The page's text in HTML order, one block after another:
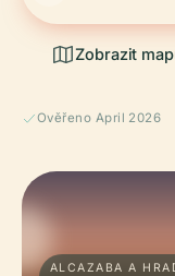
Zobrazit
Ověřeno April 2026
ALCAZABA A